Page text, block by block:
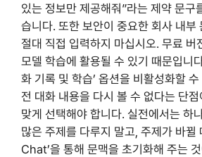
있는 정보만 제공해줘”라는 제약 문구
습니다. 또한 보안이 중요한 회사 내부
절대 직접 입력하지 마십시오. 무료 버
모델 학습에 활용될 수 있기 때문입니
화 기록 및 학습’ 옵션을 비활성화할
전 대화 내용을 다시 볼 수 없다는 단
맞게 선택해야 합니다. 실전에서는 하
많은 주제를 다루지 말고, 주제가 바뀔
Chat’을 통해 문맥을 초기화해 주는